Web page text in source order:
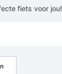
fiets voor jou!